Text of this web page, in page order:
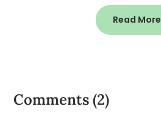
Read More
Comments (2)